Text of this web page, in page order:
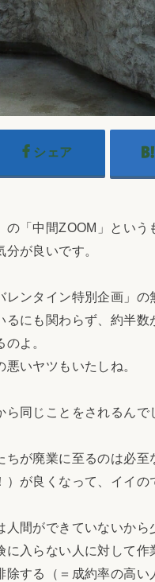
シェア
「中間ZOOM」という
が良いです。
ンタイン特別企画」の
るにも関わらず、約半
よ。
いヤツもいたしね。
同じことをされるんで
が廃業に至るのは必至
が良くなって、イイの
間ができていないから
に入らない人に対して
除する（＝成約率の高